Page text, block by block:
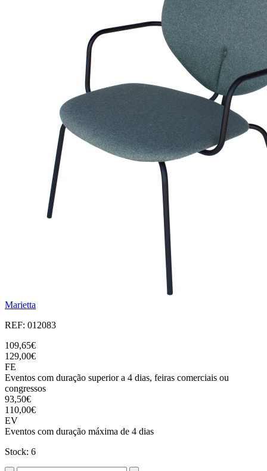
Marietta
REF: 012083
109,65€
129,00€
FE
Eventos com duração superior a 4 dias, feiras comerciais ou
congressos
93,50€
110,00€
EV
Eventos com duração máxima de 4 dias
Stock: 6